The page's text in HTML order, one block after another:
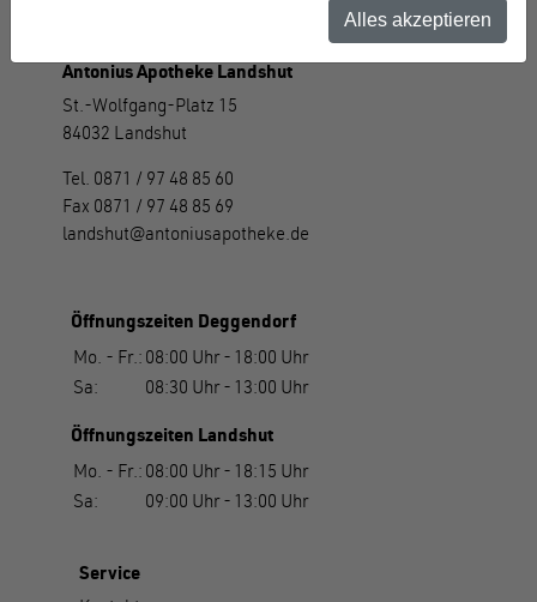
Antonius Apotheke Landshut
St.-Wolfgang-Platz 15
84032 Landshut
Tel. 0871 / 97 48 85 60
Fax 0871 / 97 48 85 69
landshut
antoniusapotheke.de
Öffnungszeiten Deggendorf
Mo. - Fr.: 08:00 Uhr - 18:00 Uhr
Sa:
08:30 Uhr - 13:00 Uhr
Öffnungszeiten Landshut
Mo. - Fr.: 08:00 Uhr - 18:15 Uhr
Sa:
09:00 Uhr - 13:00 Uhr
Service
Alles akzeptieren